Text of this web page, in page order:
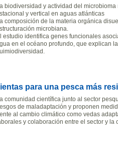
biodiversidad y actividad del
y vertical en aguas atlánticas
composición de la materia orgánica
microbiana.
estudio identifica genes funcionales
en el océano profundo, que explican
para una pesca más
comunidad científica junto al sector
de maladaptación y proponen
al cambio climático como vedas
y colaboración entre el sector y la